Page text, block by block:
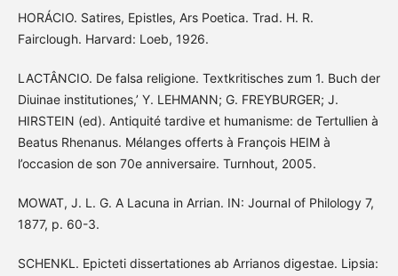
HORÁCIO. Satires, Epistles, Ars Poetica. Trad. H. R.
Fairclough. Harvard: Loeb, 1926.
LACTÂNCIO. De falsa religione. Textkritisches zum 1. Buch der
Diuinae institutiones,’ Y. LEHMANN; G. FREYBURGER; J.
HIRSTEIN (ed). Antiquité tardive et humanisme: de Tertullien à
Beatus Rhenanus. Mélanges offerts à François HEIM à
l’occasion de son 70e anniversaire. Turnhout, 2005.
MOWAT, J. L. G. A Lacuna in Arrian. IN: Journal of Philology 7,
1877, p. 60-3.
SCHENKL. Epicteti dissertationes ab Arrianos digestae. Lipsia: